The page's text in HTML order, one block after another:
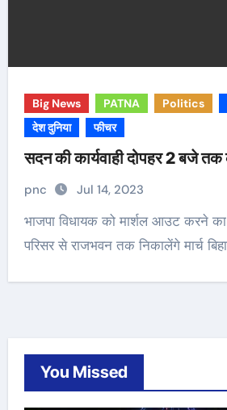
Big News PATNA Politics
देश दुनिया
फीचर
सदन की कार्यवाही दोपहर 2 बजे
pnc Jul 14, 2023
भाजपा विधायक को मार्शल आउट करने का आदेश विधानसभा
परिसर से राजभवन तक निकालेंगे मार्च
You Missed